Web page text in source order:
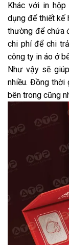
Khác với in
dụng để thiết kế
thường để chứa
chi phí để chi
công ty in áo ở
Như vậy sẽ
nhiều. Đồng thời
bên trong cũng